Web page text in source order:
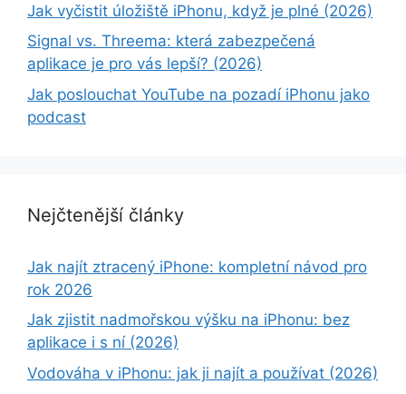
Jak vyčistit úložiště iPhonu, když je plné (2026)
Signal vs. Threema: která zabezpečená
aplikace je pro vás lepší? (2026)
Jak poslouchat YouTube na pozadí iPhonu jako
podcast
Nejčtenější články
Jak najít ztracený iPhone: kompletní návod pro
rok 2026
Jak zjistit nadmořskou výšku na iPhonu: bez
aplikace i s ní (2026)
Vodováha v iPhonu: jak ji najít a používat (2026)